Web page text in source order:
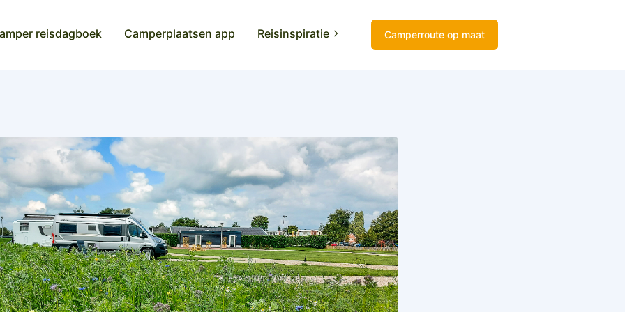
reisdagboek Camperplaatsen app Reisinspiratie Camperroute op maat